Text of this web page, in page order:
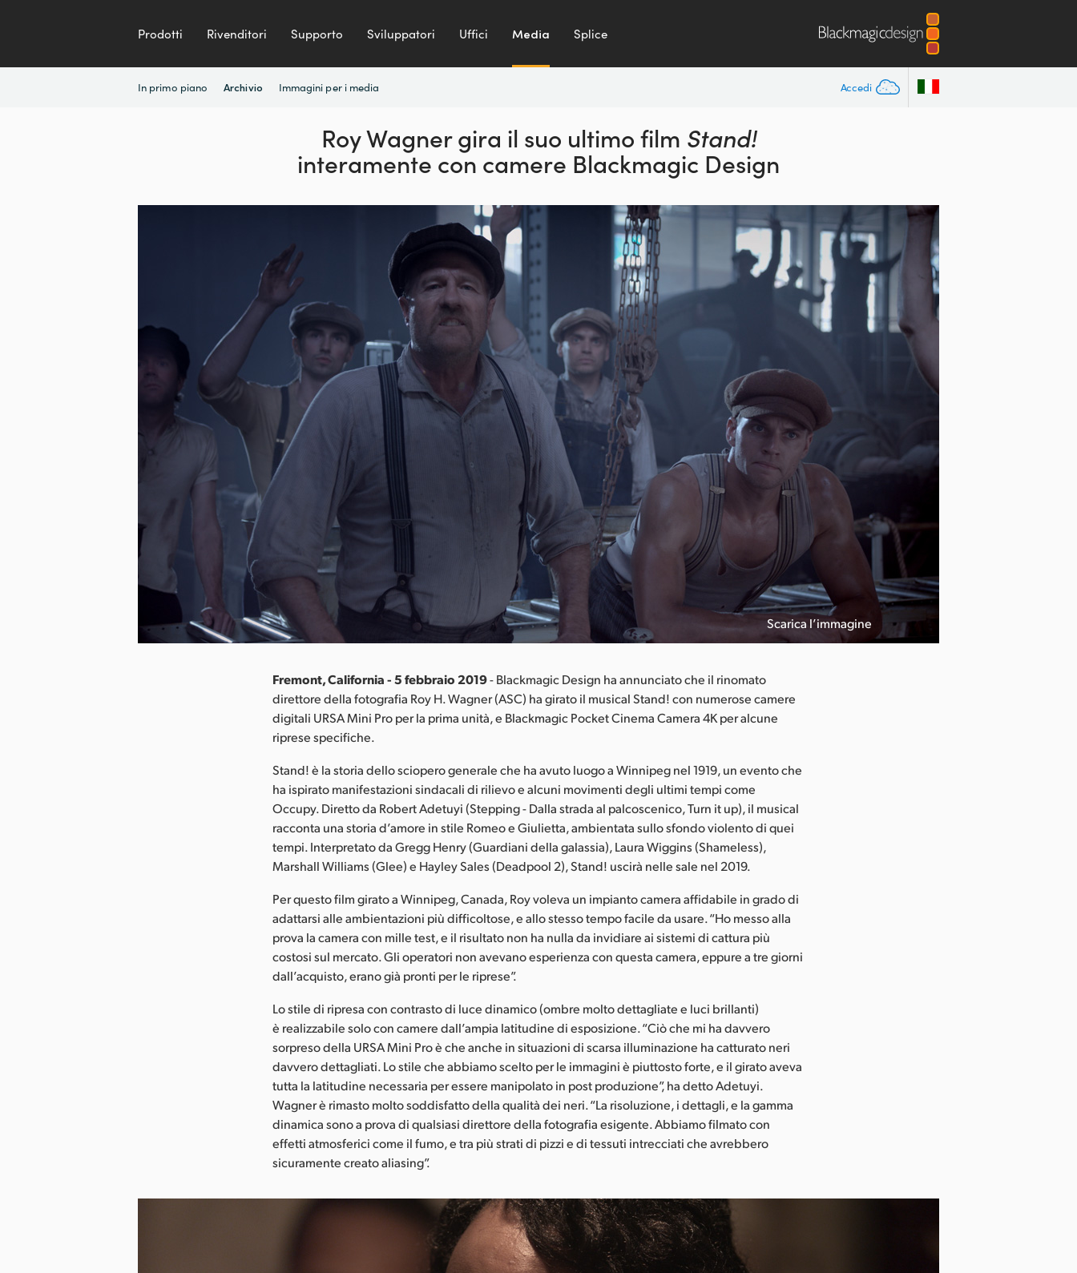
Prodotti Rivenditori Supporto Sviluppatori Uffici Media Splice
Accedi
In primo piano Archivio Immagini per i media
Roy Wagner gira il suo ultimo film Stand!
interamente con camere Blackmagic Design
Scarica l’immagine
Fremont, California - 5 febbraio 2019- Blackmagic Design ha annunciato che il rinomato
direttore della fotografia Roy H. Wagner (ASC) ha girato il musical Stand! con numerose camere
digitali URSA Mini Pro per la prima unità, e Blackmagic Pocket Cinema Camera 4K per alcune
riprese specifiche.
Stand! è la storia dello sciopero generale che ha avuto luogo a Winnipeg nel 1919, un evento che
ha ispirato manifestazioni sindacali di rilievo e alcuni movimenti degli ultimi tempi come
Occupy. Diretto da Robert Adetuyi (Stepping - Dalla strada al palcoscenico, Turn it up), il musical
racconta una storia d’amore in stile Romeo e Giulietta, ambientata sullo sfondo violento di quei
tempi. Interpretato da Gregg Henry (Guardiani della galassia), Laura Wiggins (Shameless),
Marshall Williams (Glee) e Hayley Sales (Deadpool 2), Stand! uscirà nelle sale nel 2019.
Per questo film girato a Winnipeg, Canada, Roy voleva un impianto camera affidabile in grado di
adattarsi alle ambientazioni più difficoltose, e allo stesso tempo facile da usare. “Ho messo alla
prova la camera con mille test, e il risultato non ha nulla da invidiare ai sistemi di cattura più
costosi sul mercato. Gli operatori non avevano esperienza con questa camera, eppure a tre giorni
dall’acquisto, erano già pronti per le riprese”.
Lo stile di ripresa con contrasto di luce dinamico (ombre molto dettagliate e luci brillanti)
è realizzabile solo con camere dall’ampia latitudine di esposizione. “Ciò che mi ha davvero
sorpreso della URSA Mini Pro è che anche in situazioni di scarsa illuminazione ha catturato neri
davvero dettagliati. Lo stile che abbiamo scelto per le immagini è piuttosto forte, e il girato aveva
tutta la latitudine necessaria per essere manipolato in post produzione”, ha detto Adetuyi.
Wagner è rimasto molto soddisfatto della qualità dei neri. “La risoluzione, i dettagli, e la gamma
dinamica sono a prova di qualsiasi direttore della fotografia esigente. Abbiamo filmato con
effetti atmosferici come il fumo, e tra più strati di pizzi e di tessuti intrecciati che avrebbero
sicuramente creato aliasing”.